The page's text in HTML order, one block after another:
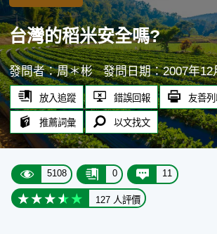
台灣的稻米安全嗎?
發問者：周＊彬 發問日期：2007年12
放入追蹤 錯誤回報 友善
推薦詞彙 以文找文
5108 0 11
127 人評價